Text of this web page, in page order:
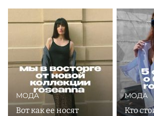
МОДА
Вот как ее носят
МОДА
Кто